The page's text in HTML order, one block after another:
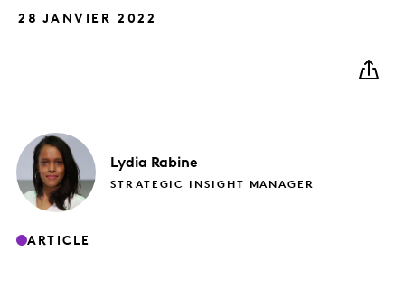
28 JANVIER 2022
Lydia Rabine
STRATEGIC INSIGHT MANAGER
ARTICLE